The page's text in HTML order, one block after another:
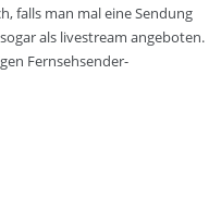
falls man mal eine Sendung
als livestream angeboten.
Fernsehsender-